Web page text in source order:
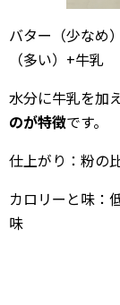
バター（少なめ
（多い）+牛乳
水分に牛乳を加
のが特徴です。
仕上がり：粉の
カロリーと味：
味